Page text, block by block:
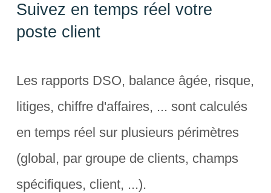
Suivez en temps réel votre
poste client
Les rapports DSO, balance âgée, risque,
litiges, chiffre d'affaires, ... sont calculés
en temps réel sur plusieurs périmètres
(global, par groupe de clients, champs
spécifiques, client, ...).